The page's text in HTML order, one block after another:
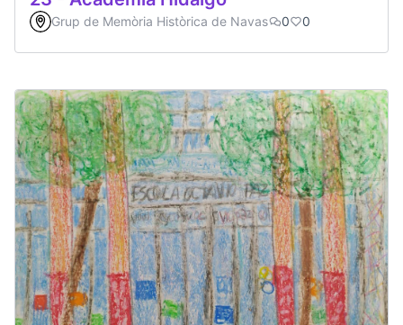
Grup de Memòria Històrica de Navas 0 0